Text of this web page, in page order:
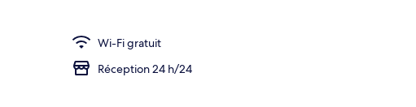
Wi-Fi gratuit
Réception 24 h/24